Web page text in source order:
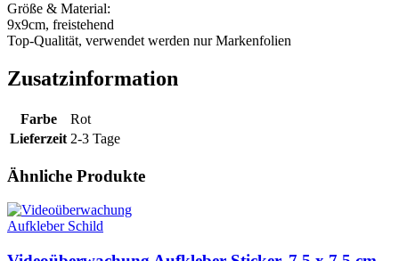
Größe & Material:
9x9cm, freistehend
Top-Qualität, verwendet werden nur Markenfolien
Zusatzinformation
Farbe
Rot
Lieferzeit 2-3 Tage
Ähnliche Produkte